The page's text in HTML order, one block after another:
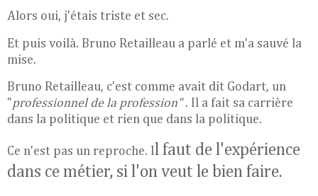
Alors oui, j'étais triste et sec.
Et puis voilà. Bruno Retailleau a parlé et m'a sauvé la
mise.
Bruno Retailleau, c'est comme avait dit Godart, un
"professionnel de la profession". Il a fait sa carrière
dans la politique et rien que dans la politique.
Ce n'est pas un reproche. Il faut de l'expérience
dans ce métier, si l'on veut le bien faire.